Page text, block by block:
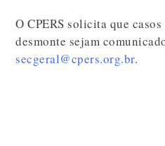
O CPERS solicita que
desmonte sejam
secgeral@cpers.org.br.